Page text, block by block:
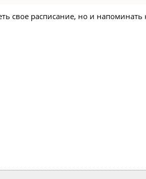
свое расписание, но и